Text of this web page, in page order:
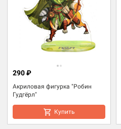
Акриловая фигурка "Робин
Гудгёрл"
290 ₽
Купить